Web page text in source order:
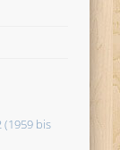
(1959 bis